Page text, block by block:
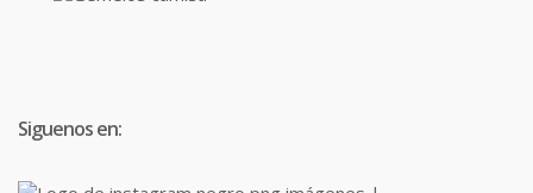
Siguenos en: